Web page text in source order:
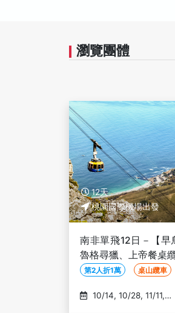
瀏覽團體
12天
桃園國際機場出發
南非單飛12日－【
魯格尋獵、上帝餐桌
陽城渡假村、鮑魚龍
第2人折1萬 桌山纜車